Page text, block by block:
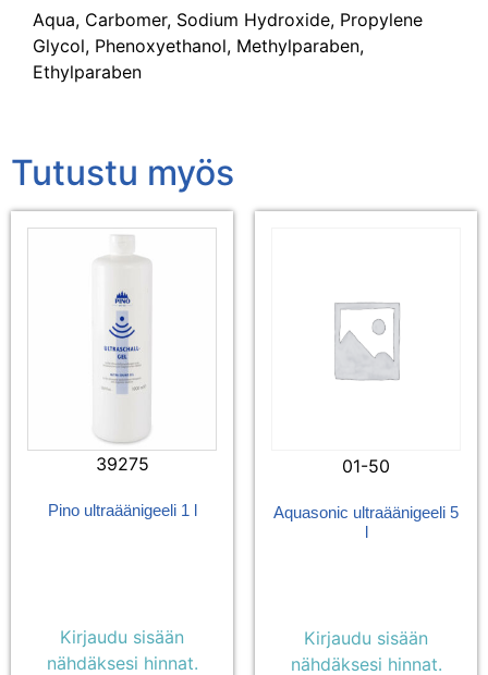
Aqua, Carbomer, Sodium Hydroxide, Propylene
Glycol, Phenoxyethanol, Methylparaben,
Ethylparaben
Tutustu myös
39275
Pino ultraäänigeeli 1 l
Kirjaudu sisään
nähdäksesi hinnat.
01-50
Aquasonic ultraäänigeeli 5
l
Kirjaudu sisään
nähdäksesi hinnat.